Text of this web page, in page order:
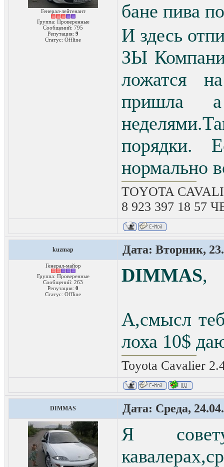
Генерал-лейтенант
Группа: Проверенные
Сообщений: 795
Репутация: 9
Статус: Offline
бане пива
И здесь
ЗЫ
ложатся
пришла
порядки.
нормально
TOYOTA
8 923 397 18 57
kuzmap Дата: Вторник,
Генерал-майор
Группа: Проверенные
Сообщений: 263
Репутация: 0
Статус: Offline
DIMMAS,
А,смысл
лоха 10$
Toyota Cavalier
DIMMAS Дата: Среда,
Я